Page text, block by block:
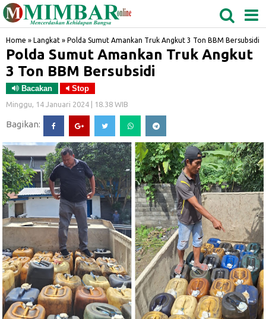
BIDANGRO
Home » Langkat » Polda Sumut Amankan Truk Angkut 3 Ton BBM Bersubsidi
Polda Sumut Amankan Truk Angkut
3 Ton BBM Bersubsidi
Bacakan Stop
Minggu, 14 Januari 2024 | 18.38 WIB
Bagikan: